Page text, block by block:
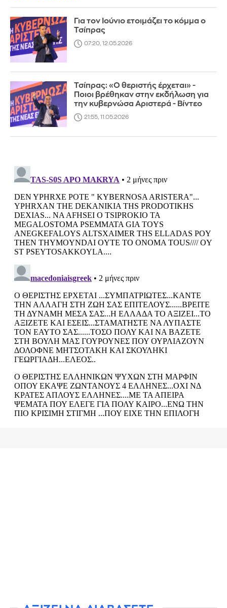
Για τον Ιούνιο ετοιμάζει το κόμμα ο
Τσίπρας
07:20, 12.05.2026
Τσίπρας: «Ο θεριστής έρχεται» -
Ποιοι βρέθηκαν στην εκδήλωση για
την κυβερνώσα Αριστερά - Βίντεο
21:55, 11.05.2026